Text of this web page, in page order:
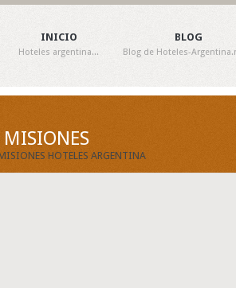
INICIO
Hoteles argentina...
BLOG
Blog de Hoteles-
MISIONES
HOTELES ARGENTINA